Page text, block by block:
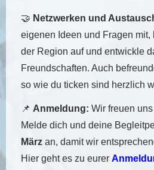
🤝 Netzwerken und
eigenen Ideen und Fragen mit,
der Region auf und entwickle
Freundschaften. Auch
so wie du ticken sind herzlich
📌 Anmeldung: Wir freuen
Melde dich und deine
März an, damit wir
Hier geht es zu eurer